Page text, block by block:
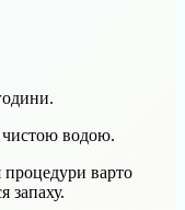
чистою водою.
варто
запаху.